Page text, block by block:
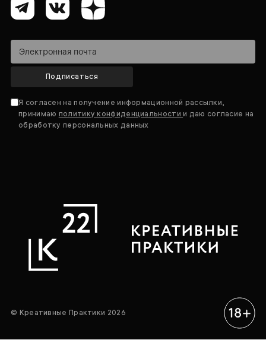
Подписаться
Я согласен на получение информационной рассылки,
принимаю политику конфиденциальностии даю согласие на
обработку персональных данных
© Креативные Практики 2026